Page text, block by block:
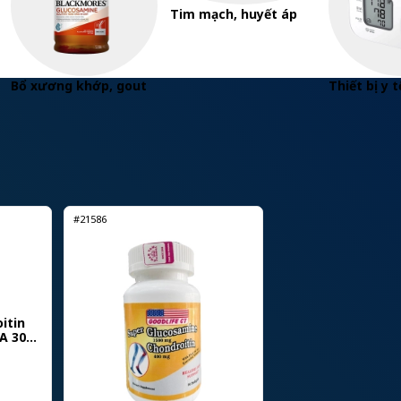
Bổ xương khớp, gout
Tim mạch, huyết áp
Thiết bị y
30
#21586